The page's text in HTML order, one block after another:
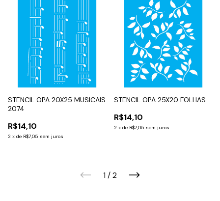
STENCIL OPA 20X25 MUSICAIS
2074
R$14,10
2 x de R$7,05 sem juros
STENCIL OPA 25X20 FOLHAS
R$14,10
2 x de R$7,05 sem juros
1/2